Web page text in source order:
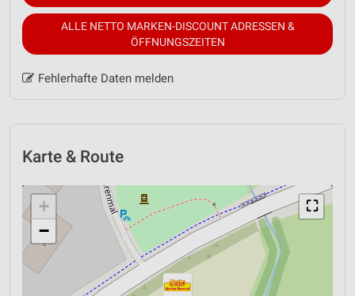
ALLE NETTO MARKEN-DISCOUNT ADRESSEN &
ÖFFNUNGSZEITEN
Fehlerhafte Daten melden
Karte & Route
⛶
+
−